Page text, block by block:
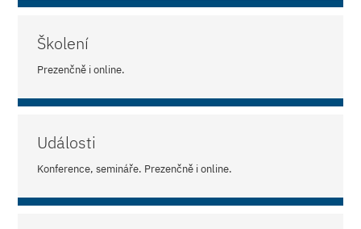
Školení
Prezenčně i online.
Události
Konference, semináře. Prezenčně i online.